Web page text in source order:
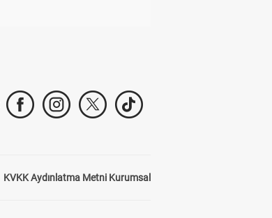
KVKK Aydınlatma Metni Kurumsal